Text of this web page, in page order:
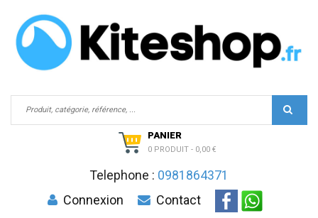
PANIER
0 PRODUIT - 0,00 €
Telephone : 0981864371
Connexion
Contact